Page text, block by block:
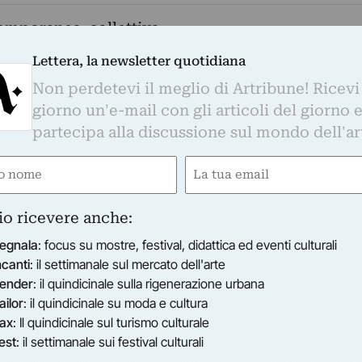
collettiva
di ricerca di Manuela De Leonardis
inoltre da un libro realizzato con il
Battista.
il mondo si sono esercitate sullo stesso
un panno di lino, gli antichi assorbenti prima
e che diventano la base da cui partire per
soluzioni, storie, racconti differenti. La mostra
di Manuela De Leonardis cominciato nel
libro realizzato con il sostegno della
Nel lasso di questi anni Il sangue delle
bianco ha viaggiato in tante città: da
Lettera, la newsletter quotidiana
Non perdetevi il meglio di Artribune! Ricevi
giorno un'e-mail con gli articoli del giorno e
partecipa alla discussione sul mondo
Email
ricevere anche:
: focus su mostre, festival, didattica ed eventi culturali
: il settimanale sul mercato dell'arte
: il quindicinale sulla rigenerazione urbana
: il quindicinale su moda e cultura
: Il quindicinale sul turismo culturale
: il settimanale sui festival culturali